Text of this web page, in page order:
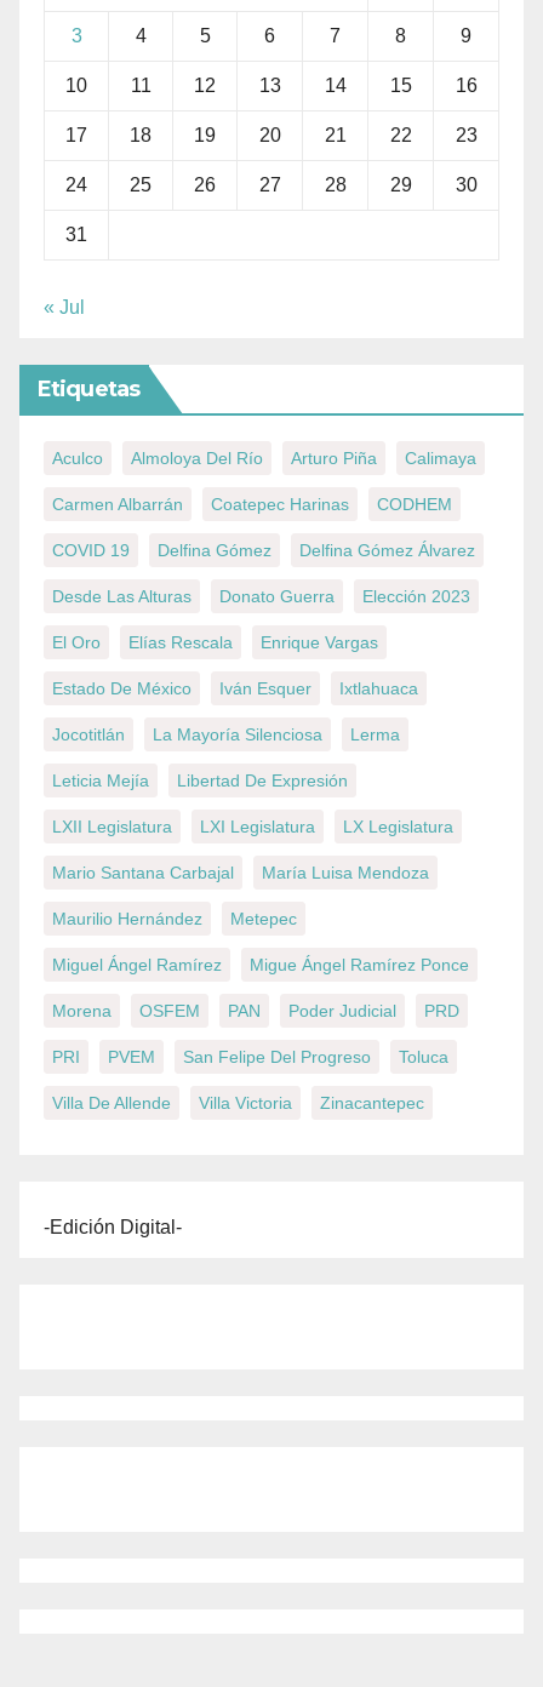
3 4 5 6 7 8 9
10 11 12 13 14 15 16
17 18 19 20 21 22 23
24 25 26 27 28 29 30
31
« Jul
Etiquetas
Aculco Almoloya Del Río Arturo Piña Calimaya
Carmen Albarrán Coatepec Harinas CODHEM
COVID 19 Delfina Gómez Delfina Gómez Álvarez
Desde Las Alturas Donato Guerra Elección 2023
El Oro Elías Rescala Enrique Vargas
Estado De México Iván Esquer Ixtlahuaca
Jocotitlán La Mayoría Silenciosa Lerma
Leticia Mejía Libertad De Expresión
LXII Legislatura LXI Legislatura LX Legislatura
Mario Santana Carbajal María Luisa Mendoza
Maurilio Hernández Metepec
Miguel Ángel Ramírez Migue Ángel Ramírez Ponce
Morena OSFEM PAN Poder Judicial PRD
PRI PVEM San Felipe Del Progreso Toluca
Villa De Allende Villa Victoria Zinacantepec
-Edición Digital-